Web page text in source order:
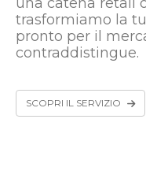
trasformiamo la
pronto per il
contraddistingue.
SCOPRI IL SERVIZIO